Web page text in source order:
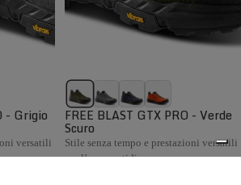
- Grigio
versatili
FREE BLAST GTX PRO - Verde
Scuro
Stile senza tempo e prestazioni versatili
per l’uso quotidiano